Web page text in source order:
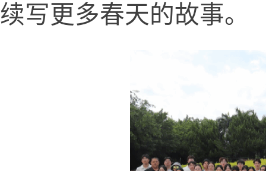
续写更多春天的故事。